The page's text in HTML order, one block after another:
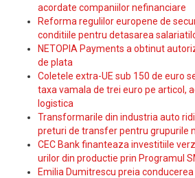
acordate companiilor nefinanciare
Reforma regulilor europene de
conditiile pentru detasarea
NETOPIA Payments a obtinut
de plata
Coletele extra-UE sub 150 de euro
taxa vamala de trei euro pe articol,
logistica
Transformarile din industria auto
preturi de transfer pentru grupurile
CEC Bank finanteaza investitiile
urilor din productie prin Programul
Emilia Dumitrescu preia